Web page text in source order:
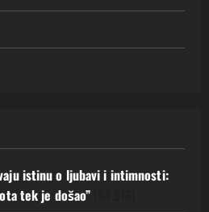
istinu o ljubavi i intimnosti:
tek je došao”